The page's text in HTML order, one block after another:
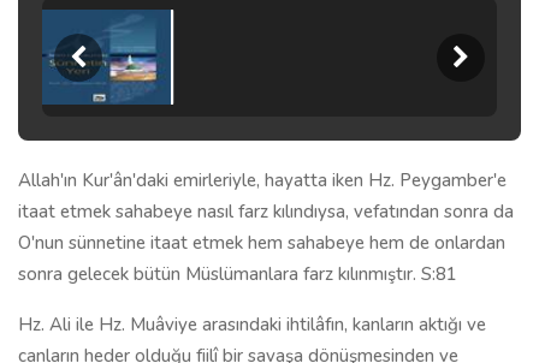
Allah'ın Kur'ân'daki emirleriyle, hayatta iken Hz. Peygamber'e
itaat etmek sahabeye nasıl farz kılındıysa, vefatından sonra da
O'nun sünnetine itaat etmek hem sahabeye hem de onlardan
sonra gelecek bütün Müslümanlara farz kılınmıştır. S:81
Hz. Ali ile Hz. Muâviye arasındaki ihtilâfın, kanların aktığı ve
canların heder olduğu fiilî bir savaşa dönüşmesinden ve